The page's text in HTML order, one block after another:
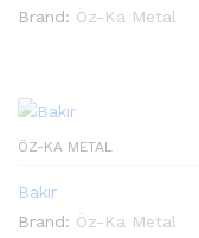
Brand: Öz-Ka Metal
ÖZ-KA METAL
Bakır
Brand: Öz-Ka Metal